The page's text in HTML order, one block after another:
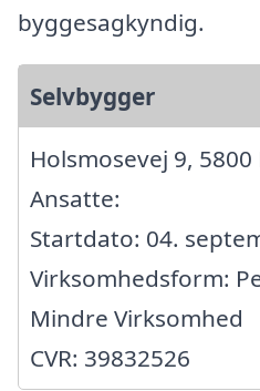
byggesagkyndig.
Selvbygger
Holsmosevej 9,
Ansatte:
Startdato: 04.
Virksomhedsform:
Mindre Virksomhed
CVR: 39832526